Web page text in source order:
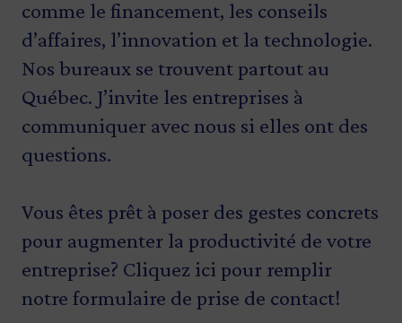
comme le financement, les conseils
d’affaires, l’innovation et la technologie.
Nos bureaux se trouvent partout au
Québec. J’invite les entreprises à
communiquer avec nous si elles ont des
questions.
Vous êtes prêt à poser des gestes concrets
pour augmenter la productivité de votre
entreprise? Cliquez ici pour remplir
notre formulaire de prise de contact!